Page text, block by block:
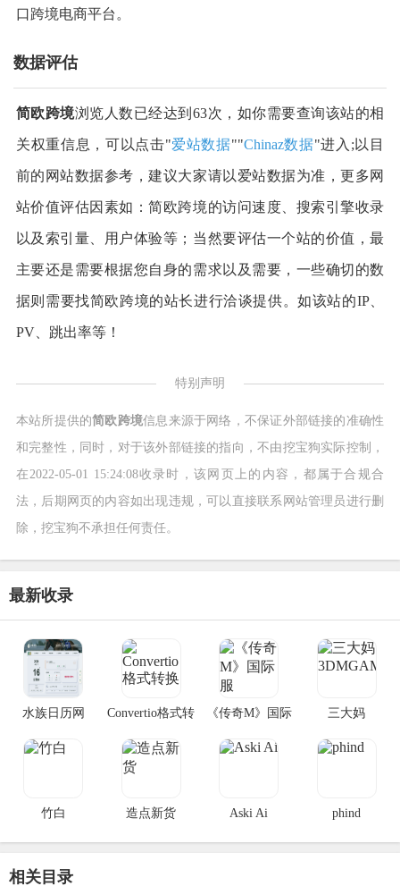
口跨境电商平台。
数据评估
简欧跨境浏览人数已经达到63次，如你需要查询该站的相
关权重信息，可以点击"爱站数据""Chinaz数据"进入;以目
前的网站数据参考，建议大家请以爱站数据为准，更多网
站价值评估因素如：简欧跨境的访问速度、搜索引擎收录
以及索引量、用户体验等；当然要评估一个站的价值，最
主要还是需要根据您自身的需求以及需要，一些确切的数
据则需要找简欧跨境的站长进行洽谈提供。如该站的IP、
PV、跳出率等！
特别声明
本站所提供的简欧跨境信息来源于网络，不保证外部链接的准确性
和完整性，同时，对于该外部链接的指向，不由挖宝狗实际控制，
在2022-05-01 15:24:08收录时，该网页上的内容，都属于合规合
法，后期网页的内容如出现违规，可以直接联系网站管理员进行删
除，挖宝狗不承担任何责任。
最新收录
水族日历网
Convertio格式转
《传奇M》国际
三大妈
竹白 造点新货 Aski Ai phind
相关目录